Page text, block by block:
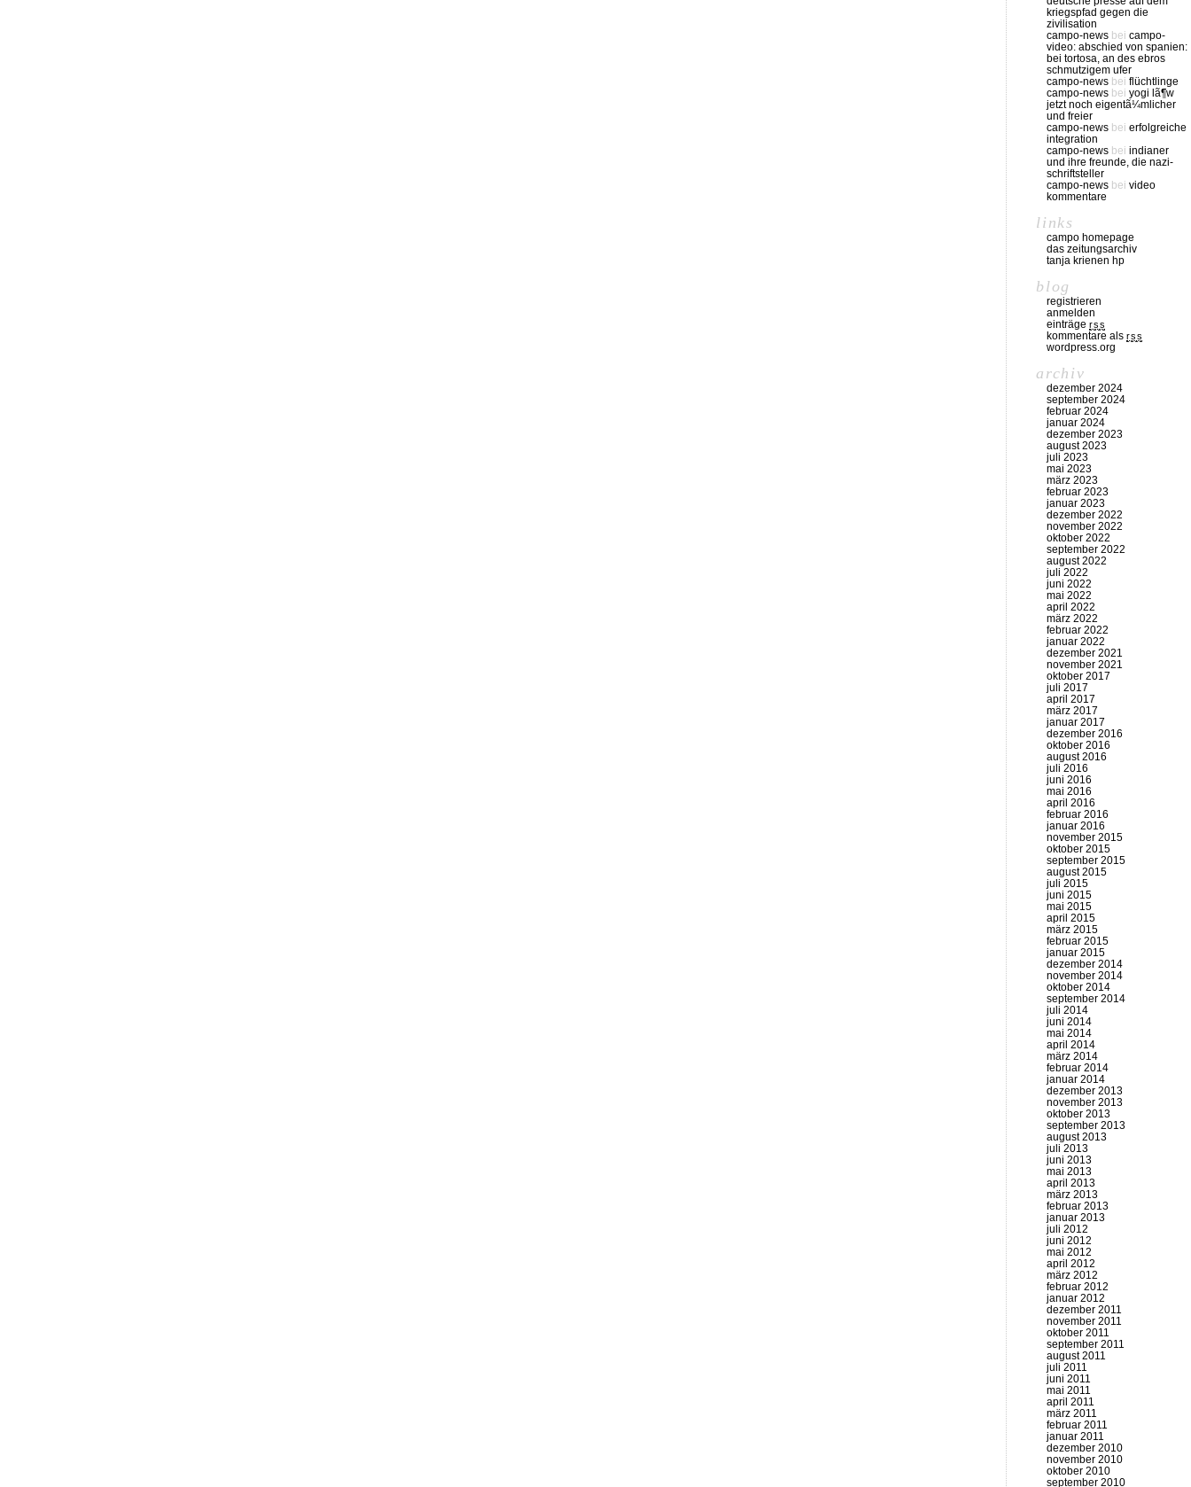
kriegspfad gegen die
zivilisation
campo-news bei campo-
video: abschied von spanien:
bei tortosa, an des ebros
schmutzigem ufer
campo-news bei flüchtlinge
campo-news bei yogi lã¶w
jetzt noch eigentã¼mlicher
und freier
campo-news bei erfolgreiche
integration
campo-news bei indianer
und ihre freunde, die nazi-
schriftsteller
campo-news bei video
kommentare
links
campo homepage
das zeitungsarchiv
tanja krienen hp
blog
registrieren
anmelden
einträge rss
kommentare als rss
wordpress.org
archiv
dezember 2024
september 2024
februar 2024
januar 2024
dezember 2023
august 2023
juli 2023
mai 2023
märz 2023
februar 2023
januar 2023
dezember 2022
november 2022
oktober 2022
september 2022
august 2022
juli 2022
juni 2022
mai 2022
april 2022
märz 2022
februar 2022
januar 2022
dezember 2021
november 2021
oktober 2017
juli 2017
april 2017
märz 2017
januar 2017
dezember 2016
oktober 2016
august 2016
juli 2016
juni 2016
mai 2016
april 2016
februar 2016
januar 2016
november 2015
oktober 2015
september 2015
august 2015
juli 2015
juni 2015
mai 2015
april 2015
märz 2015
februar 2015
januar 2015
dezember 2014
november 2014
oktober 2014
september 2014
juli 2014
juni 2014
mai 2014
april 2014
märz 2014
februar 2014
januar 2014
dezember 2013
november 2013
oktober 2013
september 2013
august 2013
juli 2013
juni 2013
mai 2013
april 2013
märz 2013
februar 2013
januar 2013
juli 2012
juni 2012
mai 2012
april 2012
märz 2012
februar 2012
januar 2012
dezember 2011
november 2011
oktober 2011
september 2011
august 2011
juli 2011
juni 2011
mai 2011
april 2011
märz 2011
februar 2011
januar 2011
dezember 2010
november 2010
oktober 2010
september 2010